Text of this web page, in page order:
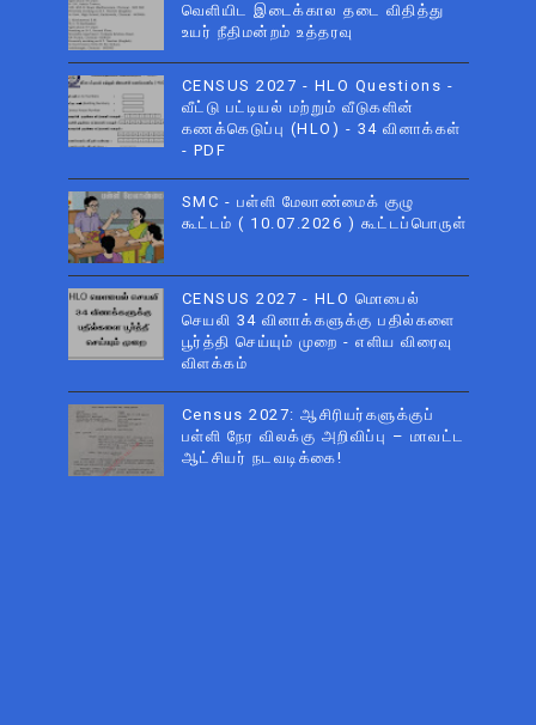
வெளியிட இடைக்கால தடை விதித்து
உயர் நீதிமன்றம் உத்தரவு
CENSUS 2027 - HLO Questions -
வீட்டு பட்டியல் மற்றும் வீடுகளின்
கணக்கெடுப்பு (HLO) - 34 வினாக்கள்
- PDF
SMC - பள்ளி மேலாண்மைக் குழு
கூட்டம் ( 10.07.2026 ) கூட்டப்பொருள்
CENSUS 2027 - HLO மொபைல்
செயலி 34 வினாக்களுக்கு பதில்களை
பூர்த்தி செய்யும் முறை - எளிய விரைவு
விளக்கம்
Census 2027: ஆசிரியர்களுக்குப்
பள்ளி நேர விலக்கு அறிவிப்பு – மாவட்ட
ஆட்சியர் நடவடிக்கை!